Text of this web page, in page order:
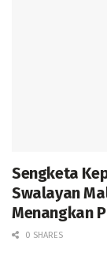
Sengketa
Swalayan
Menangkan
0 SHARES